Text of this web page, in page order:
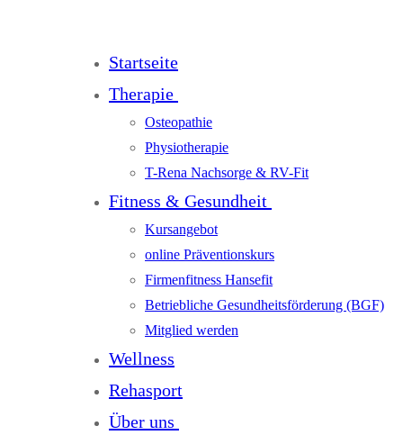
Startseite
Therapie
Osteopathie
Physiotherapie
T-Rena Nachsorge & RV-Fit
Fitness & Gesundheit
Kursangebot
online Präventionskurs
Firmenfitness Hansefit
Betriebliche Gesundheitsförderung (BGF)
Mitglied werden
Wellness
Rehasport
Über uns